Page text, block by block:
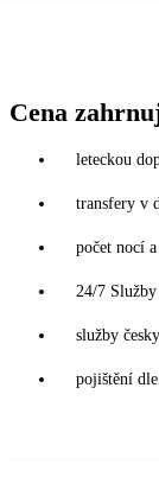
Cena
leteckou
transfery v
počet nocí
24/7
služby
pojištění